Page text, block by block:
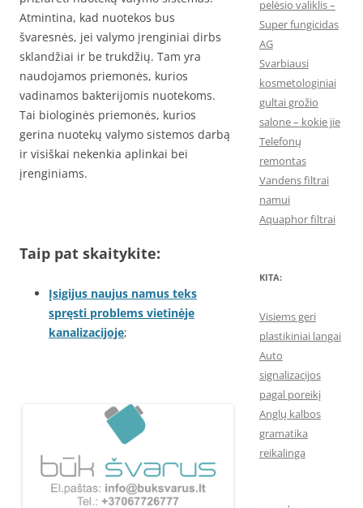
Atmintina, kad nuotekos bus
švaresnės, jei valymo įrenginiai dirbs
sklandžiai ir be trukdžių. Tam yra
naudojamos priemonės, kurios
vadinamos bakterijomis nuotekoms.
Tai biologinės priemonės, kurios
gerina nuotekų valymo sistemos darbą
ir visiškai nekenkia aplinkai bei
įrenginiams.
Taip pat skaitykite:
Įsigijus naujus namus teks
spręsti problems vietinėje
kanalizacijoje;
pelėsio valiklis –
Super fungicidas
AG
Svarbiausi
kosmetologiniai
gultai grožio
salone – kokie jie
Telefonų
remontas
Vandens filtrai
namui
Aquaphor filtrai
KITA:
Visiems geri
plastikiniai langai
Auto
signalizacijos
pagal poreikį
Anglų kalbos
gramatika
reikalinga